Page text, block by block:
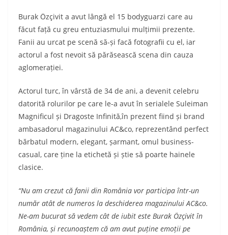
Burak Özçivit a avut lângă el 15 bodyguarzi care au
făcut față cu greu entuziasmului mulțimii prezente.
Fanii au urcat pe scenă să-și facă fotografii cu el, iar
actorul a fost nevoit să părăsească scena din cauza
aglomerației.
Actorul turc, în vârstă de 34 de ani, a devenit celebru
datorită rolurilor pe care le-a avut în serialele Suleiman
Magnificul și Dragoste Infinită,în prezent fiind și brand
ambasadorul magazinului AC&co, reprezentând perfect
bărbatul modern, elegant, șarmant, omul business-
casual, care ține la etichetă și știe să poarte hainele
clasice.
“Nu am crezut că fanii din România vor participa într-un
număr atât de numeros la deschiderea magazinului AC&co.
Ne-am bucurat să vedem cât de iubit este Burak Özçivit în
România, și recunoaștem că am avut puține emoții pe